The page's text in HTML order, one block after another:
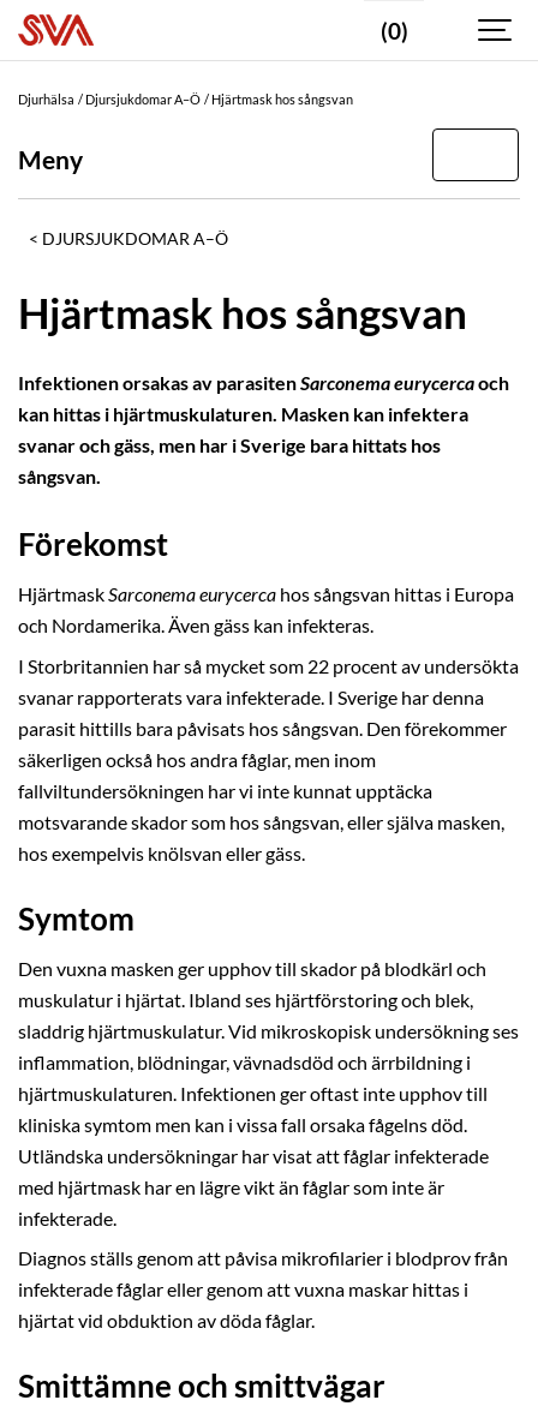
(0)
Djurhälsa Djursjukdomar A–Ö Hjärtmask hos sångsvan
Meny
DJURSJUKDOMAR A–Ö
Hjärtmask hos sångsvan
Infektionen orsakas av parasitenSarconema eurycercaoch
kan hittas i hjärtmuskulaturen. Masken kan infektera
svanar och gäss, men har i Sverige bara hittats hos
sångsvan.
Förekomst
HjärtmaskSarconema eurycerca hos sångsvan hittas i Europa
och Nordamerika. Även gäss kan infekteras.
I Storbritannien har så mycket som 22 procent av undersökta
svanar rapporterats vara infekterade. I Sverige har denna
parasit hittills bara påvisats hos sångsvan. Den förekommer
säkerligen också hos andra fåglar, men inom
fallviltundersökningen har vi inte kunnat upptäcka
motsvarande skador som hos sångsvan, eller själva masken,
hos exempelvis knölsvan eller gäss.
Symtom
Den vuxna masken ger upphov till skador på blodkärl och
muskulatur i hjärtat. Ibland ses hjärtförstoring och blek,
sladdrig hjärtmuskulatur. Vid mikroskopisk undersökning ses
inflammation, blödningar, vävnadsdöd och ärrbildning i
hjärtmuskulaturen. Infektionen ger oftast inte upphov till
kliniska symtom men kan i vissa fall orsaka fågelns död.
Utländska undersökningar har visat att fåglar infekterade
med hjärtmask har en lägre vikt än fåglar som inte är
infekterade.
Diagnos ställs genom att påvisa mikrofilarier i blodprov från
infekterade fåglar eller genom att vuxna maskar hittas i
hjärtat vid obduktion av döda fåglar.
Smittämne och smittvägar